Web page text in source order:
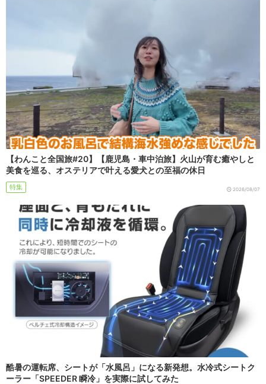
【わんこと全国旅#20】【鹿児島・車中泊旅】火山が育む癒やしと
美食を巡る、オステリアで叶える愛犬との至福の休日
特集 2026/08/07
酷暑の運転席、シートが「水風呂」になる新発想。水冷式シートク
ーラー「SPEEDER 瞬冷」を実際に試してみた